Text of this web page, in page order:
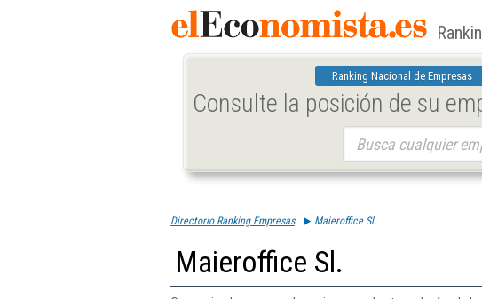
Ranking Nacional de Empresas
Consulte la posición de su
Directorio Ranking Empresas Maieroffice Sl.
Maieroffice Sl.